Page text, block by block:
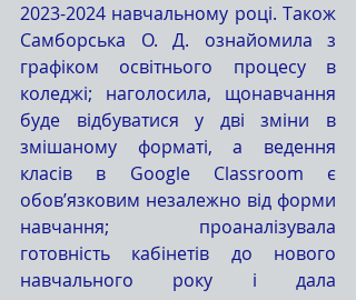
2023-2024 навчальному році. Також
Самборська О. Д. ознайомила з
графіком освітнього процесу в
коледжі; наголосила, щонавчання
буде відбуватися у дві зміни в
змішаному форматі, а ведення
класів в Google Classroom є
обов’язковим незалежно від форми
навчання; проаналізувала
готовність кабінетів до нового
навчального року і дала